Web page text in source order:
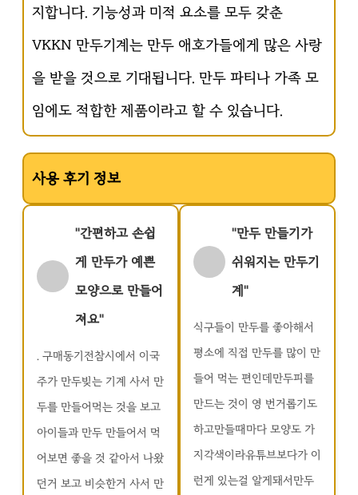
지합니다. 기능성과 미적 요소를 모두 갖춘
VKKN 만두기계는 만두 애호가들에게 많은 사랑
을 받을 것으로 기대됩니다. 만두 파티나 가족 모
임에도 적합한 제품이라고 할 수 있습니다.
사용 후기 정보
"간편하고 손쉽
게 만두가 예쁜
모양으로 만들어
져요"
. 구매동기전참시에서 이국
주가 만두빚는 기계 사서 만
두를 만들어먹는 것을 보고
아이들과 만두 만들어서 먹
어보면 좋을 것 같아서 나왔
던거 보고 비슷한거 사서 만
"만두 만들기가
쉬워지는 만두기
계"
식구들이 만두를 좋아해서
평소에 직접 만두를 많이 만
들어 먹는 편인데만두피를
만드는 것이 영 번거롭기도
하고만들때마다 모양도 가
지각색이라유튜브보다가 이
런게 있는걸 알게돼서만두